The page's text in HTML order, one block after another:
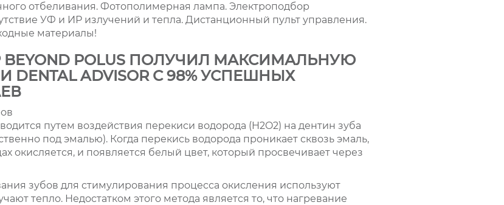
отбеливания. Фотополимерная лампа. Электроподбор
УФ и ИР излучений и тепла. Дистанционный пульт управления.
материалы!
POLUS ПОЛУЧИЛ МАКСИМАЛЬНУЮ
ADVISOR С 98% УСПЕШНЫХ
путем воздействия перекиси водорода (H2O2) на дентин зуба
под эмалью). Когда перекись водорода проникает сквозь эмаль,
окисляется, и появляется белый цвет, который просвечивает через
зубов для стимулирования процесса окисления используют
тепло. Недостатком этого метода является то, что нагревание